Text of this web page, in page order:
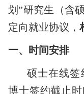
划”研究生（含
定向就业协议，
一、 时间安排
硕士在线签
博士签约截止